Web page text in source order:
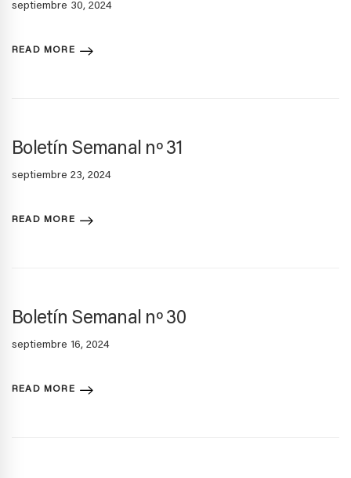
septiembre 30, 2024
READ MORE
Boletín Semanal nº 31
septiembre 23, 2024
READ MORE
Boletín Semanal nº 30
septiembre 16, 2024
READ MORE